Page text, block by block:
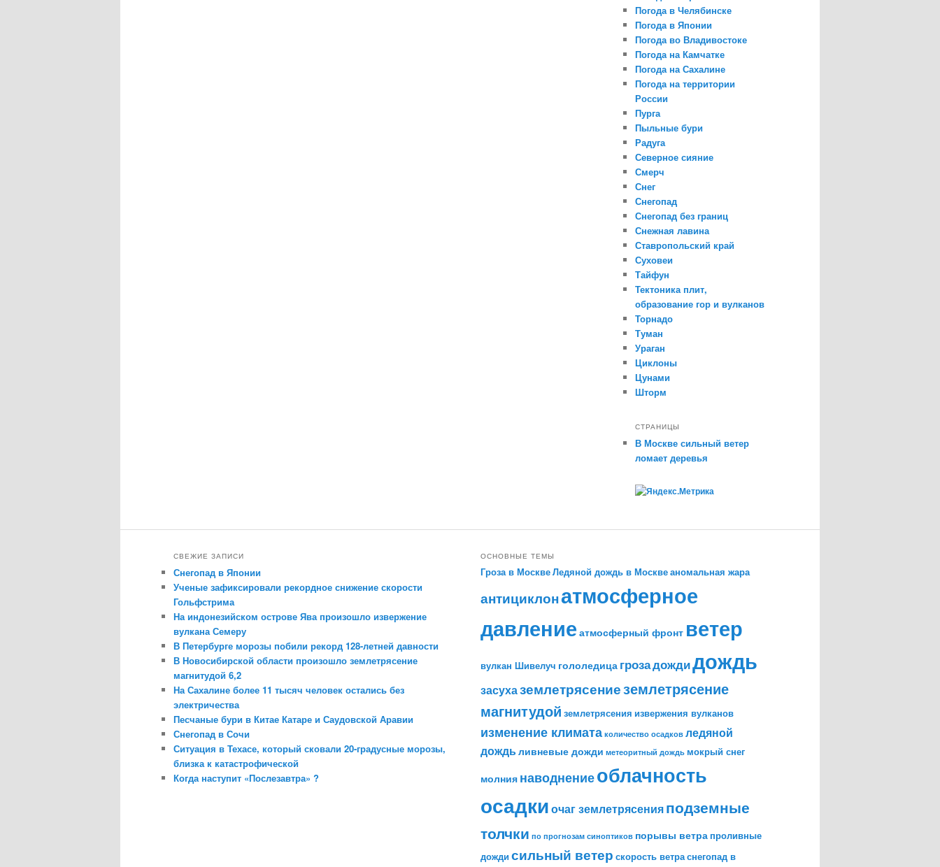
Погода в Челябинске
Погода в Японии
Погода во Владивостоке
Погода на Камчатке
Погода на Сахалине
Погода на территории
России
Пурга
Пыльные бури
Радуга
Северное сияние
Смерч
Снег
Снегопад
Снегопад без границ
Снежная лавина
Ставропольский край
Суховеи
Тайфун
Тектоника плит,
образование гор и вулканов
Торнадо
Туман
Ураган
Циклоны
Цунами
Шторм
СТРАНИЦЫ
В Москве сильный ветер
ломает деревья
СВЕЖИЕ ЗАПИСИ
Снегопад в Японии
Ученые зафиксировали рекордное снижение скорости
Гольфстрима
На индонезийском острове Ява произошло извержение
вулкана Семеру
В Петербурге морозы побили рекорд 128-летней давности
В Новосибирской области произошло землетрясение
магнитудой 6,2
На Сахалине более 11 тысяч человек остались без
электричества
Песчаные бури в Китае Катаре и Саудовской Аравии
Снегопад в Сочи
Ситуация в Техасе, который сковали 20-градусные морозы,
близка к катастрофической
Когда наступит «Послезавтра» ?
ОСНОВНЫЕ ТЕМЫ
Гроза в МосквеЛедяной дождь в Москвеаномальная жара
антициклонатмосферное
давление атмосферный фронт ветер
вулкан Шивелуч гололедица грозадождидождь
засухаземлетрясениеземлетрясение
магнитудой землетрясения извержения вулканов
изменение климата количество осадков ледяной
дождьливневые дожди метеоритный дождь мокрый снег
молния наводнениеоблачность
осадкиочаг землетрясенияподземные
толчки по прогнозам синоптиков порывы ветра проливные
дожди сильный ветер скорость ветраснегопад в